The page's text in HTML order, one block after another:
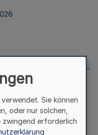
204 vom
Sie können
oder nur solchen,
zwingend erforderlich